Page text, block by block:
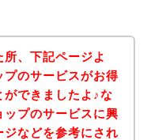
、下記ページよ
プのサービスがお得
できましたよ♪な
プのサービスに興
などを参考にされ